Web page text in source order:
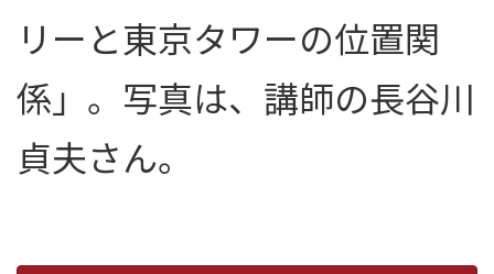
リーと東京タワーの位置関
係」。写真は、講師の長谷川
貞夫さん。